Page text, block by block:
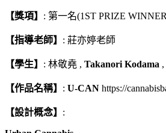
【獎項】 : 第一名(1ST PRIZE
【指導老師】 : 莊亦婷老師
【學生】 : 林敬堯 , Takanori Kodama
【作品名稱】 : U-CAN https://
【設計概念】 :